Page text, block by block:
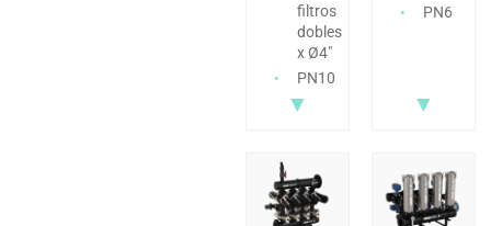
filtros
dobles
x Ø4″
PN10
▼
PN6
▼